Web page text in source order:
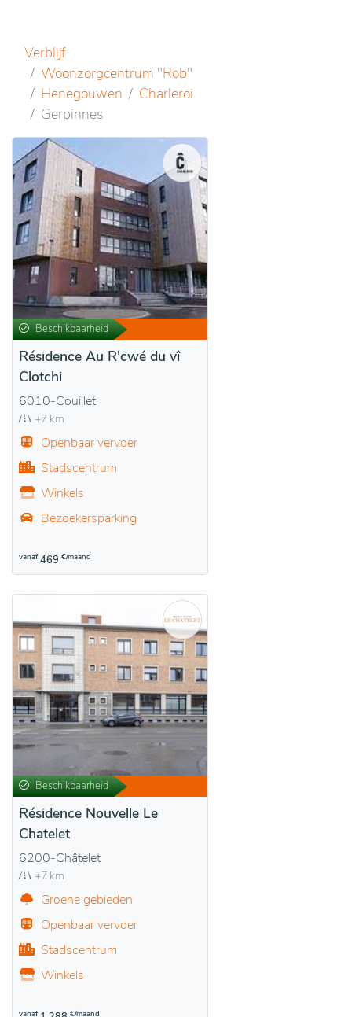
Verblijf
Woonzorgcentrum "Rob"
Henegouwen
Charleroi
Gerpinnes
Beschikbaarheid
Résidence Au R'cwé du vî
Clotchi
6010-Couillet
+7 km
Openbaar vervoer
Stadscentrum
Winkels
Bezoekersparking
vanaf 469 €/maand
Beschikbaarheid
Résidence Nouvelle Le
Chatelet
6200-Châtelet
+7 km
Groene gebieden
Openbaar vervoer
Stadscentrum
Winkels
vanaf €/maand